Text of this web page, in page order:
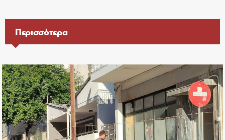
Περισσότερα